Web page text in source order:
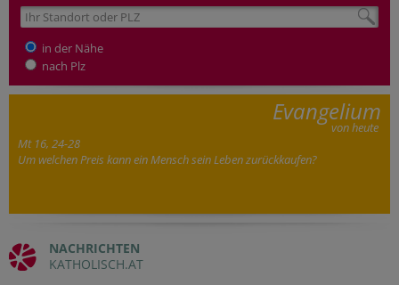
in der Nähe
nach Plz
Evangelium
von heute
Mt 16, 24-28
Um welchen Preis kann ein Mensch sein Leben zurückkaufen?
NACHRICHTEN
KATHOLISCH.AT